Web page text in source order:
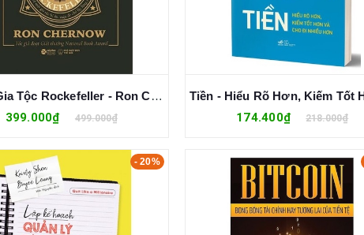
Titan: Gia Tộc Rockefeller - Ron Chernow
399.000₫ 499.000₫ 174.400₫ 218.000₫
- 20%